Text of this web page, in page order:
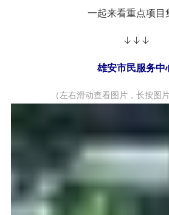
一起来看重点项目
↓↓↓
雄安市民服务中
（左右滑动查看图片，长按图